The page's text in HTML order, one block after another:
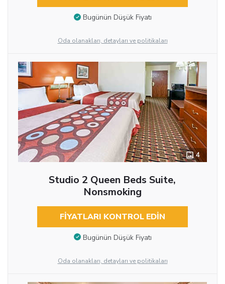
Bugünün Düşük Fiyatı
Oda olanakları, detayları ve politikaları
4
Studio 2 Queen Beds Suite,
Nonsmoking
FIYATLARI KONTROL EDIN
Bugünün Düşük Fiyatı
Oda olanakları, detayları ve politikaları